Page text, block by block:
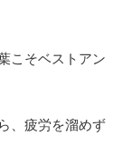
こそベストアン
、疲労を溜めず